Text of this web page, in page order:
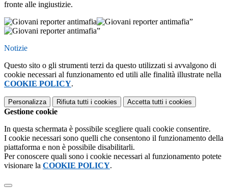
fronte alle ingiustizie.
Notizie
Questo sito o gli strumenti terzi da questo utilizzati si avvalgono di
cookie necessari al funzionamento ed utili alle finalità illustrate nella
COOKIE POLICY.
Personalizza Rifiuta tutti i cookies Accetta tutti i cookies
Gestione cookie
In questa schermata è possibile scegliere quali cookie consentire.
I cookie necessari sono quelli che consentono il funzionamento della
piattaforma e non è possibile disabilitarli.
Per conoscere quali sono i cookie necessari al funzionamento potete
visionare la COOKIE POLICY.